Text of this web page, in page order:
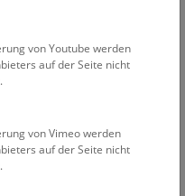
von Youtube werden
auf der Seite nicht
von Vimeo werden
auf der Seite nicht